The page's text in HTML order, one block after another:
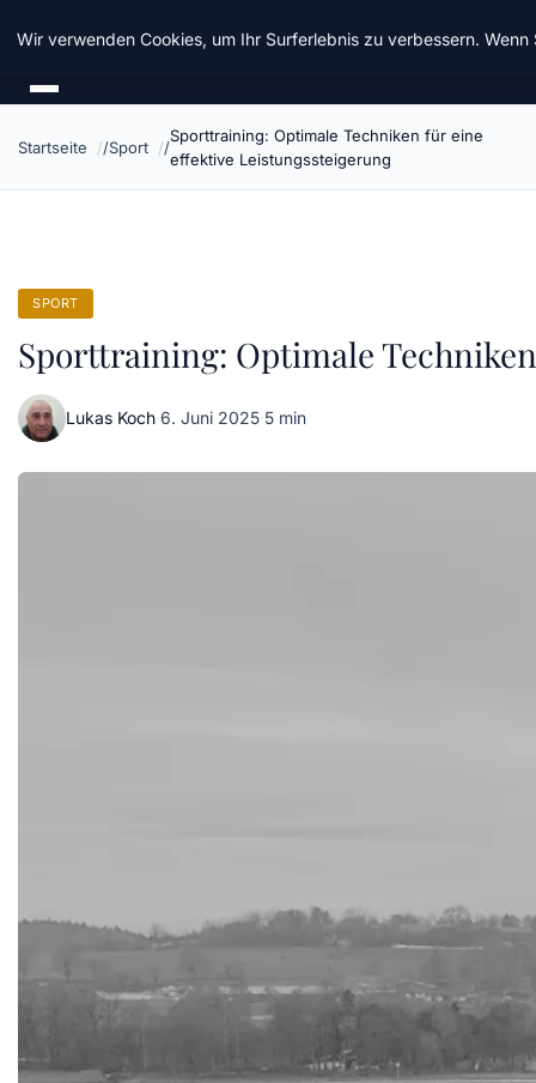
Chinavisum24
Startseite Sport
Sporttraining: Optimale Techniken für eine
effektive Leistungssteigerung
SPORT
Sporttraining: Optimale
Lukas Koch·6. Juni 2025·5 min
Wir verwenden Cookies, um Ihr Surferlebnis zu verbessern.